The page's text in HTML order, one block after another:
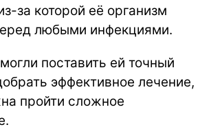
за которой её организм
любыми инфекциями.
поставить ей точный
эффективное лечение,
пройти сложное